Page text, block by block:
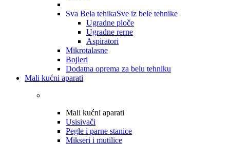
Sva Bela tehikaSve iz bele tehnike
Ugradne ploče
Ugradne rerne
Aspiratori
Mikrotalasne
Bojleri
Dodatna oprema za belu tehniku
Mali kućni aparati
Mali kućni aparati
Usisivači
Pegle i parne stanice
Mikseri i mutilice